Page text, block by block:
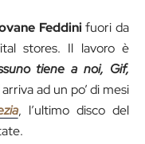
Feddinifuori da
stores. Il lavoro è
tiene a noi, Gif,
ad un po’ di mesi
, l’ultimo disco del